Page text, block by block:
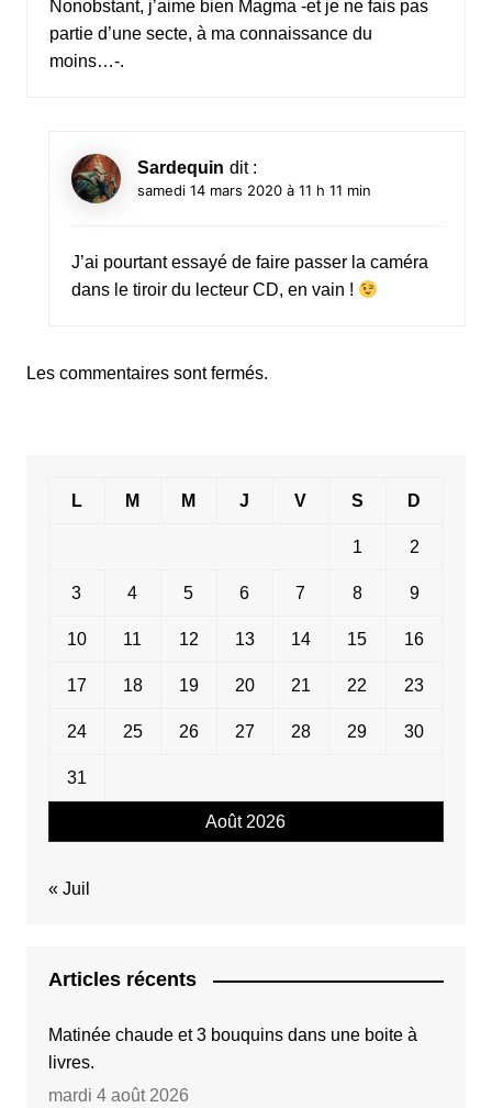
Nonobstant, j’aime bien Magma -et je ne fais pas
partie d’une secte, à ma connaissance du
moins…-.
Sardequin dit :
samedi 14 mars 2020 à 11 h 11 min
J’ai pourtant essayé de faire passer la caméra
dans le tiroir du lecteur CD, en vain !
Les commentaires sont fermés.
Août 2026
L M M J V S D
1 2
3 4 5 6 7 8 9
10 11 12 13 14 15 16
17 18 19 20 21 22 23
24 25 26 27 28 29 30
31
« Juil
Articles récents
Matinée chaude et 3 bouquins dans une boite à
livres.
mardi 4 août 2026